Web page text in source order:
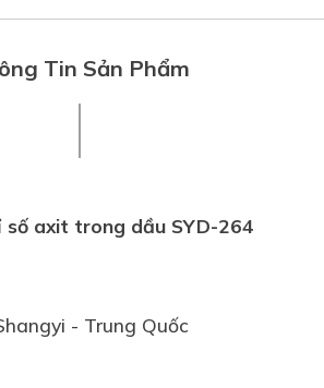
Tin Sản Phẩm
axit trong dầu SYD-264
- Trung Quốc